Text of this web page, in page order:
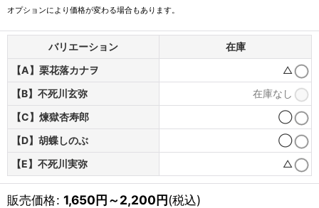
オプションにより価格が変わる場合もあります。
バリエーション
在庫
【A】栗花落カナヲ
△
【B】不死川玄弥
在庫なし
【C】煉獄杏寿郎
◯
【D】胡蝶しのぶ
◯
【E】不死川実弥
△
販売価格: 1,650円～2,200円(税込)